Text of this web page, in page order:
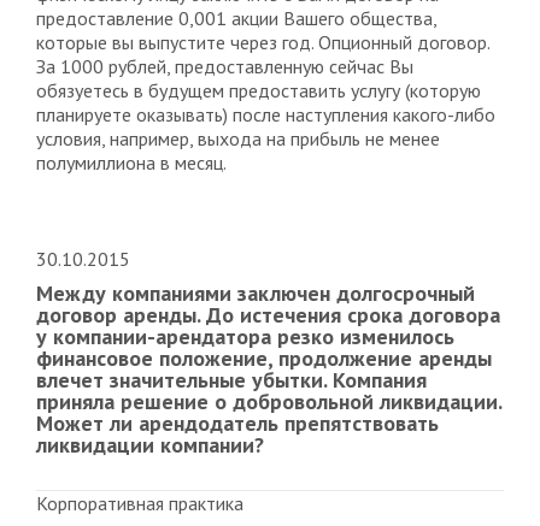
предоставление 0,001 акции Вашего общества,
которые вы выпустите через год. Опционный договор.
За 1000 рублей, предоставленную сейчас Вы
обязуетесь в будущем предоставить услугу (которую
планируете оказывать) после наступления какого-либо
условия, например, выхода на прибыль не менее
полумиллиона в месяц.
30.10.2015
Между компаниями заключен долгосрочный
договор аренды. До истечения срока договора
у компании-арендатора резко изменилось
финансовое положение, продолжение аренды
влечет значительные убытки. Компания
приняла решение о добровольной ликвидации.
Может ли арендодатель препятствовать
ликвидации компании?
Корпоративная практика